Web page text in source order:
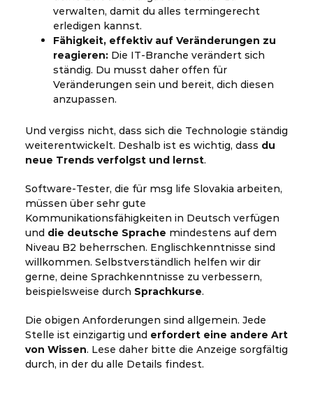
verwalten, damit du alles termingerecht
erledigen kannst.
Fähigkeit, effektiv auf Veränderungen zu
reagieren:Die IT-Branche verändert sich
ständig. Du musst daher offen für
Veränderungen sein und bereit, dich diesen
anzupassen.
Und vergiss nicht, dass sich die Technologie ständig
weiterentwickelt. Deshalb ist es wichtig, dass du
neue Trends verfolgst und lernst.
Software-Tester, die für msg life Slovakia arbeiten,
müssen über sehr gute
Kommunikationsfähigkeiten in Deutsch verfügen
und die deutsche Sprache mindestens auf dem
Niveau B2 beherrschen. Englischkenntnisse sind
willkommen. Selbstverständlich helfen wir dir
gerne, deine Sprachkenntnisse zu verbessern,
beispielsweise durch Sprachkurse.
Die obigen Anforderungen sind allgemein. Jede
Stelle ist einzigartig und erfordert eine andere Art
von Wissen. Lese daher bitte die Anzeige sorgfältig
durch, in der du alle Details findest.